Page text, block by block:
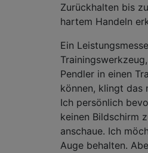
Zurückhalten bis
hartem Handeln
Ein
Pendler in einen
können, klingt das
Ich persönlich
keinen Bildschirm
anschaue. Ich
Auge behalten.